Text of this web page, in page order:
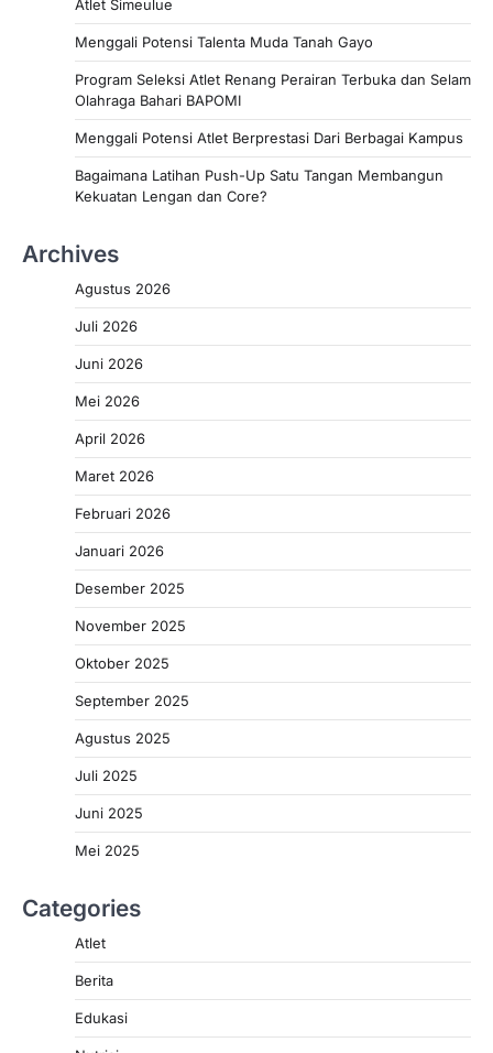
Atlet Simeulue
Menggali Potensi Talenta Muda Tanah Gayo
Program Seleksi Atlet Renang Perairan Terbuka dan Selam
Olahraga Bahari BAPOMI
Menggali Potensi Atlet Berprestasi Dari Berbagai Kampus
Bagaimana Latihan Push-Up Satu Tangan Membangun
Kekuatan Lengan dan Core?
Archives
Agustus 2026
Juli 2026
Juni 2026
Mei 2026
April 2026
Maret 2026
Februari 2026
Januari 2026
Desember 2025
November 2025
Oktober 2025
September 2025
Agustus 2025
Juli 2025
Juni 2025
Mei 2025
Categories
Atlet
Berita
Edukasi